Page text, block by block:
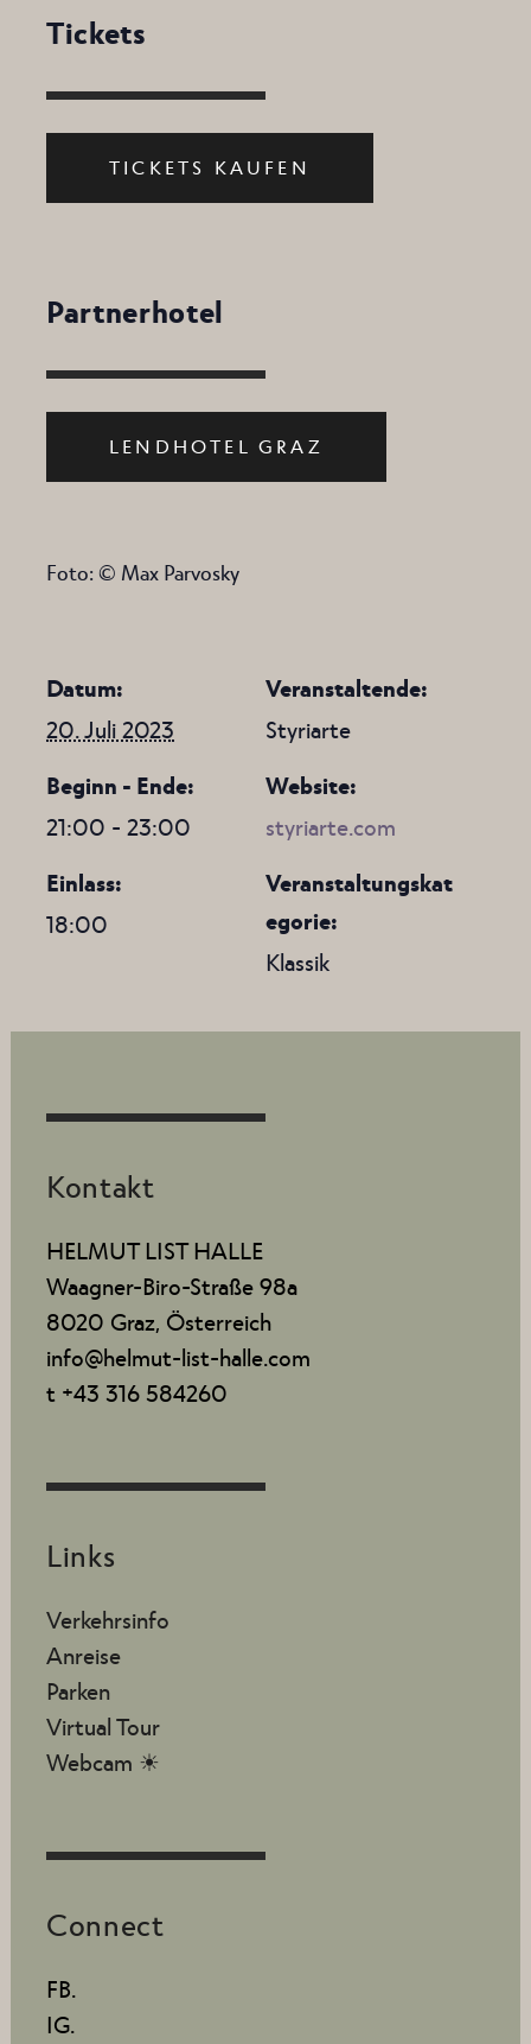
Tickets
TICKETS KAUFEN
Partnerhotel
LENDHOTEL GRAZ
Foto:© Max Parvosky
Datum:
20. Juli 2023
Beginn - Ende:
21:00 - 23:00
Einlass:
18:00
Veranstaltende:
Styriarte
Website:
styriarte.com
Veranstaltungskat
egorie:
Klassik
Kontakt
HELMUT LIST HALLE
Waagner-Biro-Straße 98a
8020 Graz, Österreich
info@helmut-list-halle.com
t +43 316 584260
Links
Verkehrsinfo
Anreise
Parken
Virtual Tour
Webcam ☀
Connect
FB.
IG.